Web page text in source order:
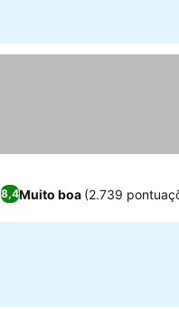
8,4Muito boa (2.739